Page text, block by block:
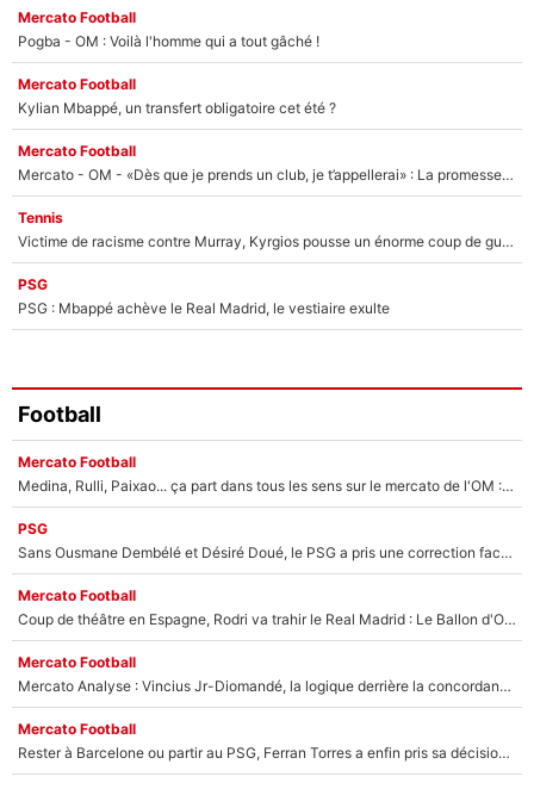
Mercato Football
Pogba - OM : Voilà l'homme qui a tout gâché !
Mercato Football
Kylian Mbappé, un transfert obligatoire cet été ?
Mercato Football
Mercato - OM - «Dès que je prends un club, je t’appellerai» : La promesse de Marcelino au moment de claquer la porte
Tennis
Victime de racisme contre Murray, Kyrgios pousse un énorme coup de gueule !
PSG
PSG : Mbappé achève le Real Madrid, le vestiaire exulte
Football
Mercato Football
Medina, Rulli, Paixao... ça part dans tous les sens sur le mercato de l'OM : Frank McCourt va enfin récupérer l'argent qu'il attend ?
PSG
Sans Ousmane Dembélé et Désiré Doué, le PSG a pris une correction face à Majorque : Luis Enrique attend avec impatience des renforts !
Mercato Football
Coup de théâtre en Espagne, Rodri va trahir le Real Madrid : Le Ballon d'Or a choisi de signer au FC Barcelone !
Mercato Football
Mercato Analyse : Vincius Jr-Diomandé, la logique derrière la concordance des temps
Mercato Football
Rester à Barcelone ou partir au PSG, Ferran Torres a enfin pris sa décision : La course contre la montre est lancée !